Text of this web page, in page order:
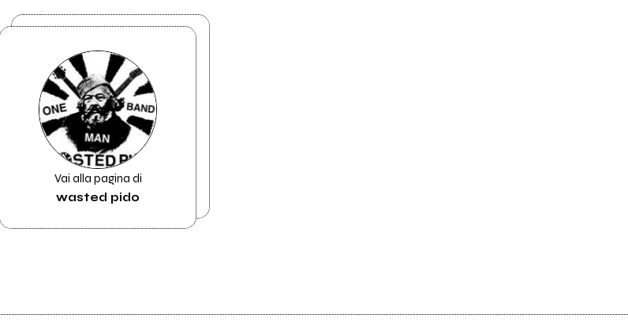
Vai alla pagina di
wasted pido